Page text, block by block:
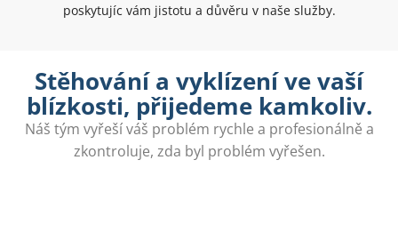
poskytujíc vám jistotu a důvěru v naše služby.
Stěhování a vyklízení ve vaší
blízkosti, přijedeme kamkoliv.
Náš tým vyřeší váš problém rychle a profesionálně a
zkontroluje, zda byl problém vyřešen.